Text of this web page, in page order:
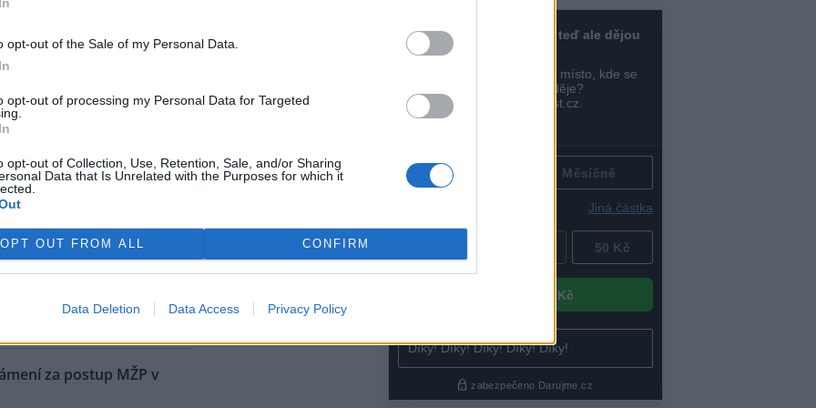
opt-out of the Sale of my Personal Data.
opt-out of processing my Personal Data for Targeted
opt-out of Collection, Use, Retention, Sale, and/or Sharing
Data that Is Unrelated with the Purposes for which it
OPT OUT FROM ALL CONFIRM
Data Deletion Data Access Privacy Policy
automobilka přijala
informací Škoda
trhu začínat na 1,15
na přelomu roku.
níž, než bývá v létě
vodní nádrže Vír na
je oproti běžnému stavu v
asi o osm metrů. Z vody už
i kamenné obruby kdysi
cesty. Nádrž je ale pořád
do vodáren, i když je letošní
řekl ČTK vedoucí hrázný
za postup MŽP v